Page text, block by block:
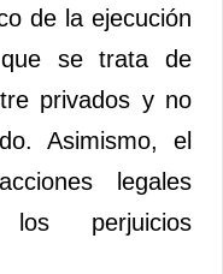
de la ejecución
se trata de
privados y no
Asimismo, el
legales
los perjuicios